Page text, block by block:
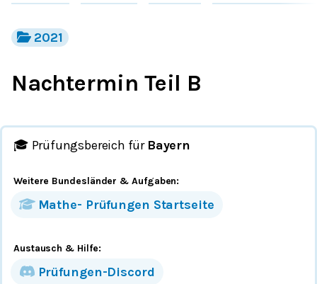
2021
Nachtermin Teil B
🎓 Prüfungsbereich für Bayern
Weitere Bundesländer & Aufgaben:
Mathe- Prüfungen Startseite
Austausch & Hilfe:
Prüfungen-Discord